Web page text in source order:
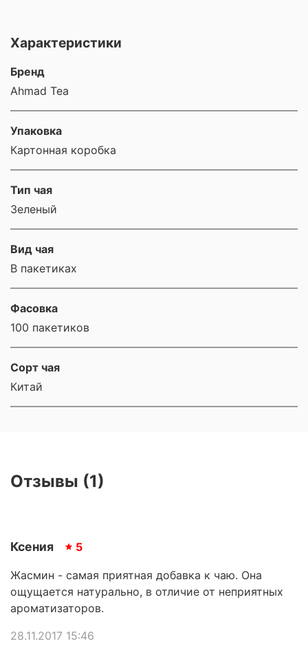
Характеристики
Бренд
Ahmad Tea
Упаковка
Картонная коробка
Тип чая
Зеленый
Вид чая
В пакетиках
Фасовка
100 пакетиков
Сорт чая
Китай
Отзывы (1)
Ксения 5
Жасмин - самая приятная добавка к чаю. Она
ощущается натурально, в отличие от неприятных
ароматизаторов.
28.11.2017 15:46